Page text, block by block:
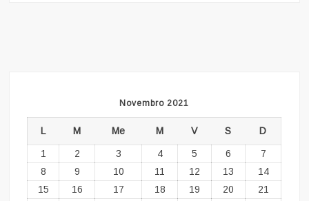
Novembro 2021
L M Me M V S D
1 2 3 4 5 6
7
8
9 10 11 12 13
14
15
16 17 18 19 20
21